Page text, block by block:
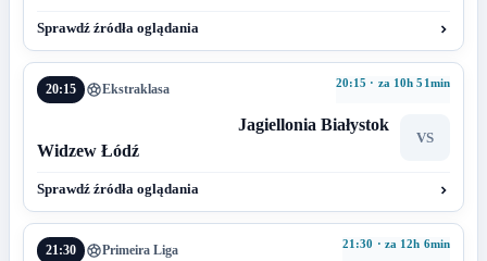
Sprawdź źródła oglądania
20:15 Ekstraklasa 20:15 · za 10h 51min
Jagiellonia Białystok
VS
Widzew Łódź
Sprawdź źródła oglądania
21:30 Primeira Liga 21:30 · za 12h 6min